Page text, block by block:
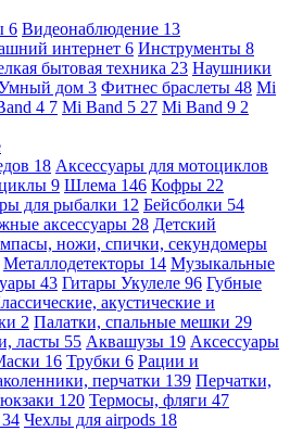
6 Видеонаблюдение 13
интернет 6 Инструменты 8
бытовая техника 23 Наушники
дом 3 Фитнес браслеты 48 Mi
4 7 Mi Band 5 27 Mi Band 9 2
18 Аксессуары для мотоциклов
9 Шлема 146 Кофры 22
для рыбалки 12 Бейсболки 54
аксессуары 28 Детский
ножи, спички, секундомеры
Металлодетекторы 14 Музыкальные
43 Гитары Укулеле 96 Губные
акустические и
2 Палатки, спальные мешки 29
ласты 55 Аквашузы 19 Аксессуары
16 Трубки 6 Рации и
перчатки 139 Перчатки,
120 Термосы, фляги 47
34 Чехлы для airpods 18